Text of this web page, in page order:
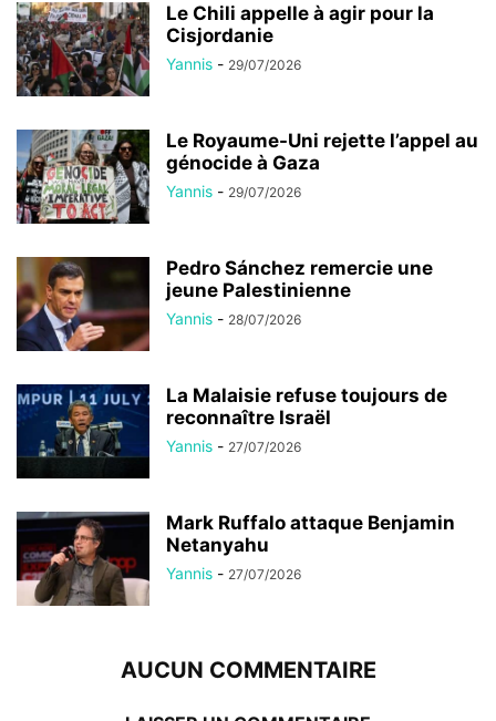
Le Chili appelle à agir pour la
Cisjordanie
Yannis - 29/07/2026
Le Royaume-Uni rejette l’appel au
génocide à Gaza
Yannis - 29/07/2026
Pedro Sánchez remercie une
jeune Palestinienne
Yannis - 28/07/2026
La Malaisie refuse toujours de
reconnaître Israël
Yannis - 27/07/2026
Mark Ruffalo attaque Benjamin
Netanyahu
Yannis - 27/07/2026
AUCUN COMMENTAIRE